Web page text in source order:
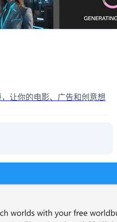
让你的电影、广告和创意想